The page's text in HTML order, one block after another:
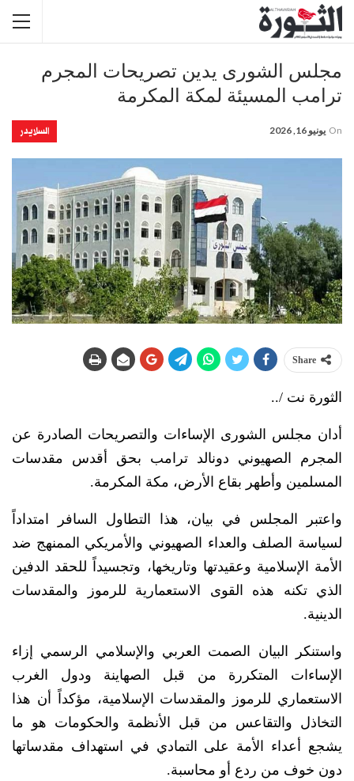
مجلس الشورى يدين تصريحات المجرم
ترامب المسيئة لمكة المكرمة
السلايدر On يونيو 16, 2026
Share
الثورة نت /..
أدان مجلس الشورى الإساءات والتصريحات الصادرة عن
المجرم الصهيوني دونالد ترامب بحق أقدس مقدسات
المسلمين وأطهر بقاع الأرض، مكة المكرمة.
واعتبر المجلس في بيان، هذا التطاول السافر امتداداً
لسياسة الصلف والعداء الصهيوني والأمريكي الممنهج ضد
الأمة الإسلامية وعقيدتها وتاريخها، وتجسيداً للحقد الدفين
الذي تكنه هذه القوى الاستعمارية للرموز والمقدسات
الدينية.
واستنكر البيان الصمت العربي والإسلامي الرسمي إزاء
الإساءات المتكررة من قبل الصهاينة ودول الغرب
الاستعماري للرموز والمقدسات الإسلامية، مؤكداً أن هذا
التخاذل والتقاعس من قبل الأنظمة والحكومات هو ما
يشجع أعداء الأمة على التمادي في استهداف مقدساتها
دون خوف من ردع أو محاسبة.